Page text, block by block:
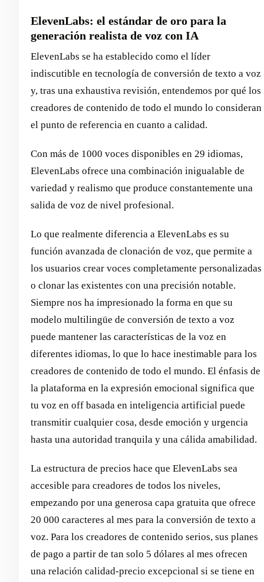
ElevenLabs: el estándar de oro para la
generación realista de voz con IA
ElevenLabs se ha establecido como el líder
indiscutible en tecnología de conversión de texto a voz
y, tras una exhaustiva revisión, entendemos por qué los
creadores de contenido de todo el mundo lo consideran
el punto de referencia en cuanto a calidad.
Con más de 1000 voces disponibles en 29 idiomas,
ElevenLabs ofrece una combinación inigualable de
variedad y realismo que produce constantemente una
salida de voz de nivel profesional.
Lo que realmente diferencia a ElevenLabs es su
función avanzada de clonación de voz, que permite a
los usuarios crear voces completamente personalizadas
o clonar las existentes con una precisión notable.
Siempre nos ha impresionado la forma en que su
modelo multilingüe de conversión de texto a voz
puede mantener las características de la voz en
diferentes idiomas, lo que lo hace inestimable para los
creadores de contenido de todo el mundo. El énfasis de
la plataforma en la expresión emocional significa que
tu voz en off basada en inteligencia artificial puede
transmitir cualquier cosa, desde emoción y urgencia
hasta una autoridad tranquila y una cálida amabilidad.
La estructura de precios hace que ElevenLabs sea
accesible para creadores de todos los niveles,
empezando por una generosa capa gratuita que ofrece
20 000 caracteres al mes para la conversión de texto a
voz. Para los creadores de contenido serios, sus planes
de pago a partir de tan solo 5 dólares al mes ofrecen
una relación calidad-precio excepcional si se tiene en